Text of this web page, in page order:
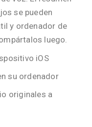
se pueden
y ordenador de
luego.
iOS
su ordenador
originales a